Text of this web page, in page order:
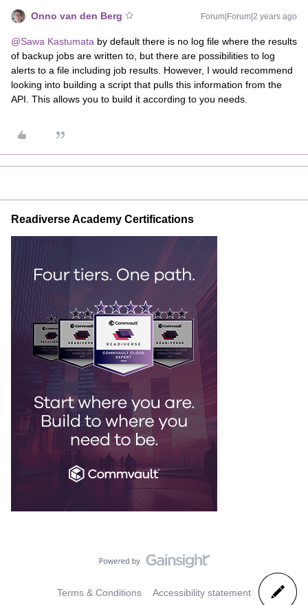
Onno van den Berg Forum|Forum|2 years ago
@Sawa Kastumata by default there is no log file where the results
of backup jobs are written to, but there are possibilities to log
alerts to a file including job results. However, I would recommend
looking into building a script that pulls this information from the
API. This allows you to build it according to you needs.
Readiverse Academy Certifications
Terms & Conditions Accessibility statement